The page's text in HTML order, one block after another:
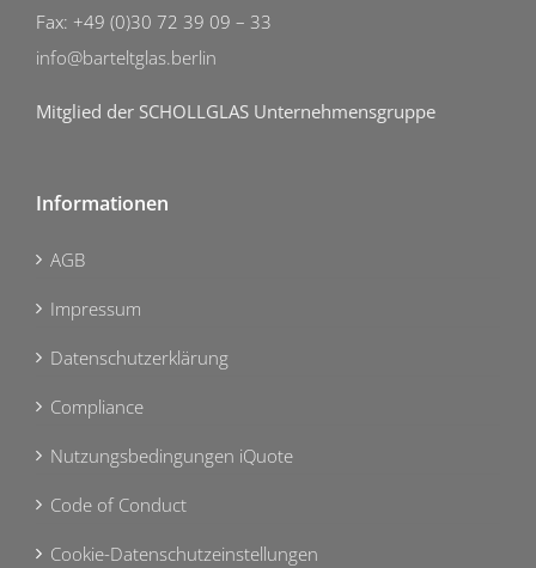
Fax: +49 (0)30 72 39 09 – 33
info@barteltglas.berlin
Mitglied der SCHOLLGLAS Unternehmensgruppe
Informationen
AGB
Impressum
Datenschutzerklärung
Compliance
Nutzungsbedingungen iQuote
Code of Conduct
Cookie-Datenschutzeinstellungen